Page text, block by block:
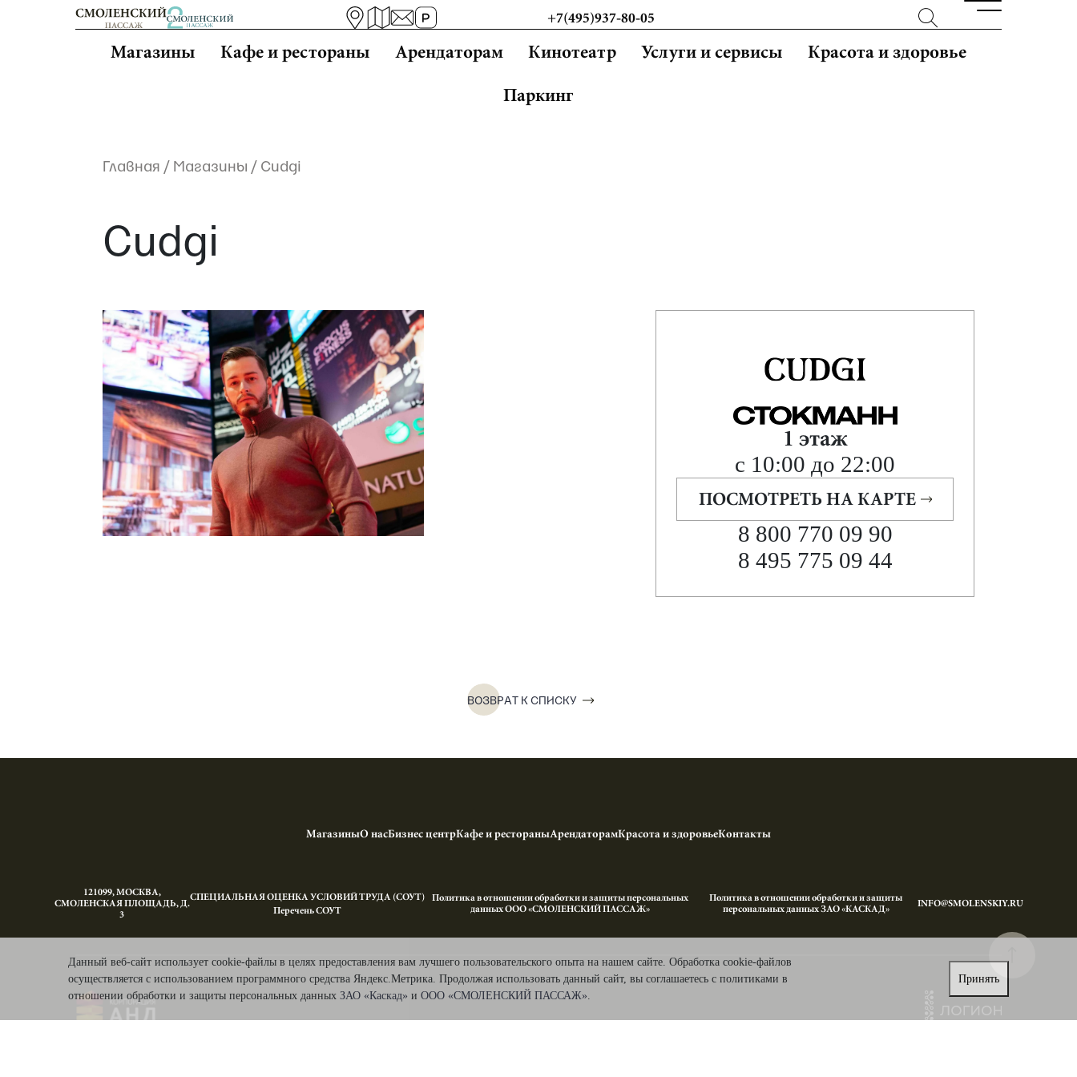
+7(495)937-80-05
Магазины Кафе и рестораны Арендаторам Кинотеатр Услуги и сервисы
Красота и здоровье
Паркинг
Главная / Магазины / Cudgi
Cudgi
1 этаж
с 10:00 до 22:00
ПОСМОТРЕТЬ НА КАРТЕ
8 800 770 09 90
8 495 775 09 44
ВОЗВРАТ К СПИСКУ
МагазиныО насБизнес центрКафе и рестораныАрендаторамКрасота и здоровьеКонтакты
121099, МОСКВА,
СМОЛЕНСКАЯ ПЛОЩАДЬ‚ Д.
3
СПЕЦИАЛЬНАЯ ОЦЕНКА УСЛОВИЙ ТРУДА (СОУТ)
Перечень СОУТ
Политика в отношении обработки и защиты персональных
данных ООО «СМОЛЕНСКИЙ ПАССАЖ»
Политика в отношении обработки и защиты
персональных данных ЗАО «КАСКАД»
INFO@SMOLENSKIY.RU
Данный веб-сайт использует cookie-файлы в целях предоставления вам лучшего пользовательского опыта на нашем сайте. Обработка cookie-файлов
осуществляется с использованием программного средства Яндекс.Метрика. Продолжая использовать данный сайт, вы соглашаетесь с политиками в
отношении обработки и защиты персональных данныхЗАО «Каскад» иООО «СМОЛЕНСКИЙ ПАССАЖ»
Принять